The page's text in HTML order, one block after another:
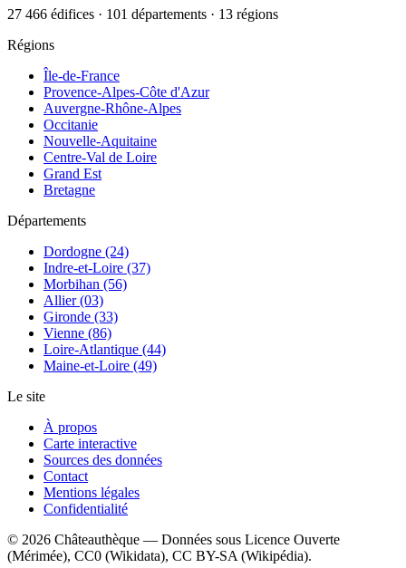
27 466 édifices · 101 départements · 13 régions
Régions
Île-de-France
Provence-Alpes-Côte d'Azur
Auvergne-Rhône-Alpes
Occitanie
Nouvelle-Aquitaine
Centre-Val de Loire
Grand Est
Bretagne
Départements
Dordogne (24)
Indre-et-Loire (37)
Morbihan (56)
Allier (03)
Gironde (33)
Vienne (86)
Loire-Atlantique (44)
Maine-et-Loire (49)
Le site
À propos
Carte interactive
Sources des données
Contact
Mentions légales
Confidentialité
© 2026 Châteauthèque — Données sous Licence Ouverte
(Mérimée), CC0 (Wikidata), CC BY-SA (Wikipédia).